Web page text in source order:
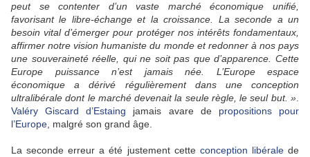
peut se contenter d’un vaste marché économique unifié,
favorisant le libre-échange et la croissance. La seconde a un
besoin vital d’émerger pour protéger nos intérêts fondamentaux,
affirmer notre vision humaniste du monde et redonner à nos pays
une souveraineté réelle, qui ne soit pas que d’apparence. Cette
Europe puissance n’est jamais née. L’Europe espace
économique a dérivé régulièrement dans une conception
ultralibérale dont le marché devenait la seule règle, le seul but. »
Valéry Giscard d’Estaing jamais avare de propositions pour
l’Europe , malgré son grand âge.
La seconde erreur a été justement cette conception libéralede